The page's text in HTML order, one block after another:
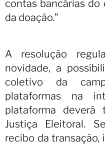
contas bancárias
da doação.”
A resolução
novidade, a
coletivo da
plataformas na
plataforma
Justiça Eleitoral.
recibo da